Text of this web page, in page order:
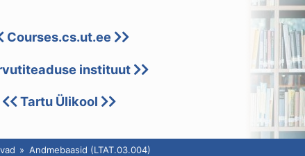
Courses.cs.ut.ee
instituut
Tartu Ülikool
Andmebaasid (LTAT.03.004)